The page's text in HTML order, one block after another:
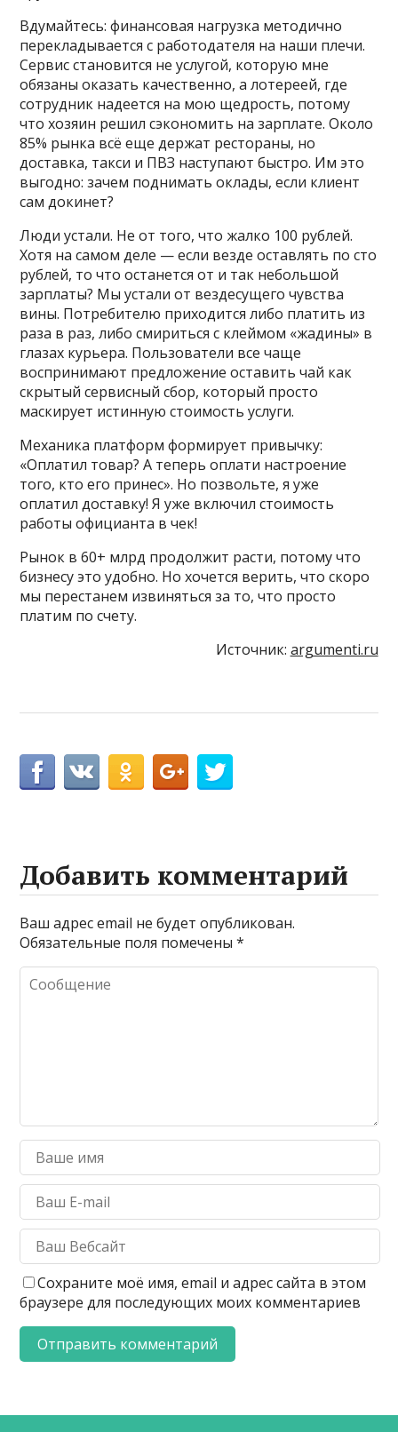
Вдумайтесь: финансовая нагрузка методично
перекладывается с работодателя на наши плечи.
Сервис становится не услугой, которую мне
обязаны оказать качественно, а лотереей, где
сотрудник надеется на мою щедрость, потому
что хозяин решил сэкономить на зарплате. Около
85% рынка всё еще держат рестораны, но
доставка, такси и ПВЗ наступают быстро. Им это
выгодно: зачем поднимать оклады, если клиент
сам докинет?
Люди устали. Не от того, что жалко 100 рублей.
Хотя на самом деле — если везде оставлять по сто
рублей, то что останется от и так небольшой
зарплаты? Мы устали от вездесущего чувства
вины. Потребителю приходится либо платить из
раза в раз, либо смириться с клеймом «жадины» в
глазах курьера. Пользователи все чаще
воспринимают предложение оставить чай как
скрытый сервисный сбор, который просто
маскирует истинную стоимость услуги.
Механика платформ формирует привычку:
«Оплатил товар? А теперь оплати настроение
того, кто его принес». Но позвольте, я уже
оплатил доставку! Я уже включил стоимость
работы официанта в чек!
Рынок в 60+ млрд продолжит расти, потому что
бизнесу это удобно. Но хочется верить, что скоро
мы перестанем извиняться за то, что просто
платим по счету.
Источник: argumenti.ru
Добавить комментарий
Ваш адрес email не будет опубликован.
Обязательные поля помечены*
Сохраните моё имя, email и адрес сайта в этом
браузере для последующих моих комментариев